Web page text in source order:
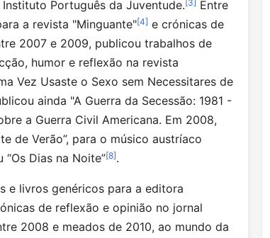
Português da Juventude.[3] Entre
a revista "Minguante"[4] e crónicas de
2007 e 2009, publicou trabalhos de
humor e reflexão na revista
Vez Usaste o Sexo sem Necessitares de
ainda "A Guerra da Secessão: 1981 -
a Guerra Civil Americana. Em 2008,
de Verão”, para o músico austríaco
Dias na Noite”[8].
e livros genéricos para a editora
de reflexão e opinião no jornal
2008 e meados de 2010, ao mundo da